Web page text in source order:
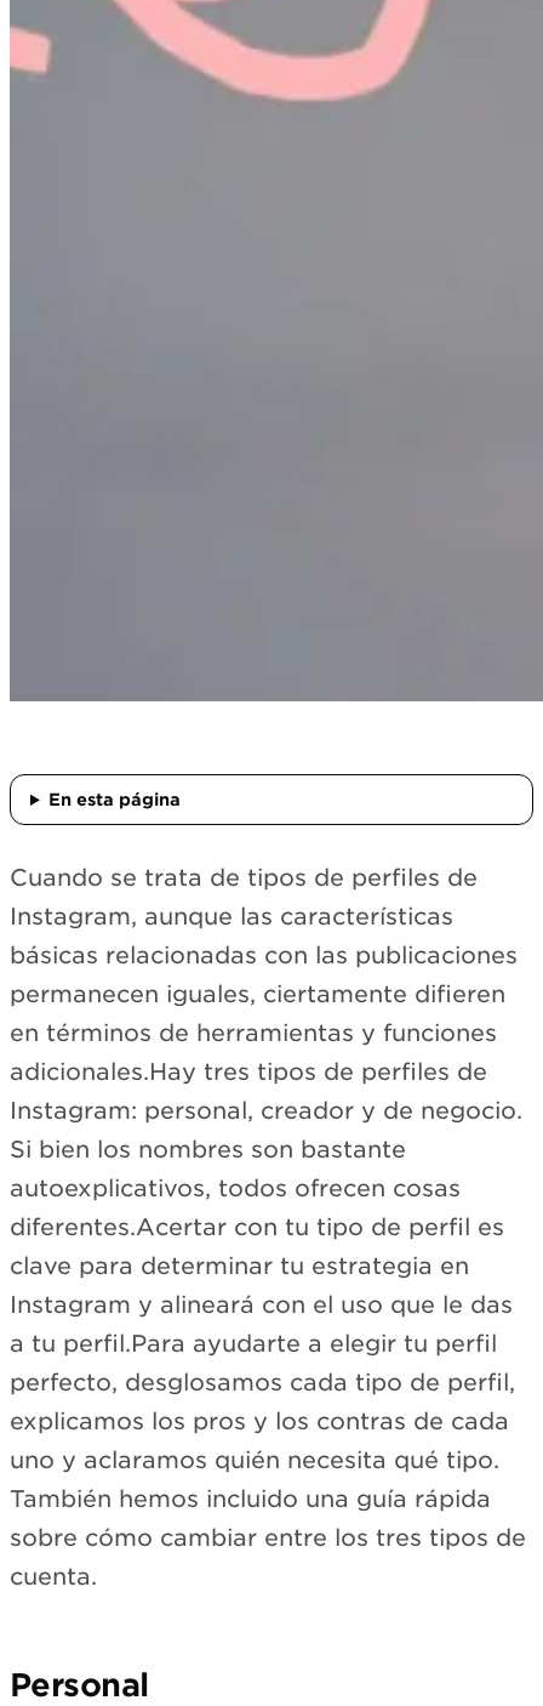
En esta página
Cuando se trata de tipos de perfiles de
Instagram, aunque las características
básicas relacionadas con las publicaciones
permanecen iguales, ciertamente difieren
en términos de herramientas y funciones
adicionales.Hay tres tipos de perfiles de
Instagram: personal, creador y de negocio.
Si bien los nombres son bastante
autoexplicativos, todos ofrecen cosas
diferentes.Acertar con tu tipo de perfil es
clave para determinar tu estrategia en
Instagram y alineará con el uso que le das
a tu perfil.Para ayudarte a elegir tu perfil
perfecto, desglosamos cada tipo de perfil,
explicamos los pros y los contras de cada
uno y aclaramos quién necesita qué tipo.
También hemos incluido una guía rápida
sobre cómo cambiar entre los tres tipos de
cuenta.
Personal